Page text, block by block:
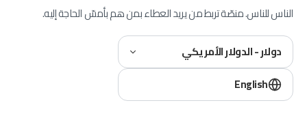
الناس للناس. منصّة تربط من يريد العطاء بمن هم بأمسّ الحاجة إليه.
دولار - الدولار الأمريكي
English